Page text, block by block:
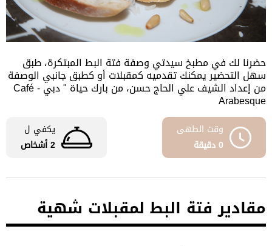
حضرنا لك في مطبخ سيدتي وصفة فتة البط المبتكرة، طبق
سهل التحضير يمكنك تقدميه كمقبلات أو كطبق جانبي الوصفة
من إعداد الشيف علي الحاج حسن، من بارك حياة " دبي - Café
Arabesque
وقت الطهى
0 دقيقة
يكفي ل
2 أشخاص
مقادير فتة البط لمقبلات شهية